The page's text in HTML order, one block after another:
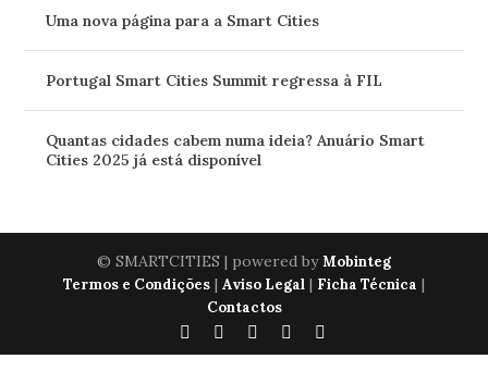
Uma nova página para a Smart Cities
Portugal Smart Cities Summit regressa à FIL
Quantas cidades cabem numa ideia? Anuário Smart
Cities 2025 já está disponível
© SMARTCITIES | powered byMobinteg
Termos e Condições | Aviso Legal | Ficha Técnica |
Contactos